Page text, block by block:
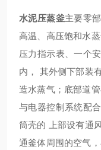
水泥压蒸釜主要零
高温、高压饱和水
压力指示表、一个
内，
其外侧下部装
造水蒸气；底部道
与电器控制系统配
筒壳的
上部设有通
通釜体周围的空气